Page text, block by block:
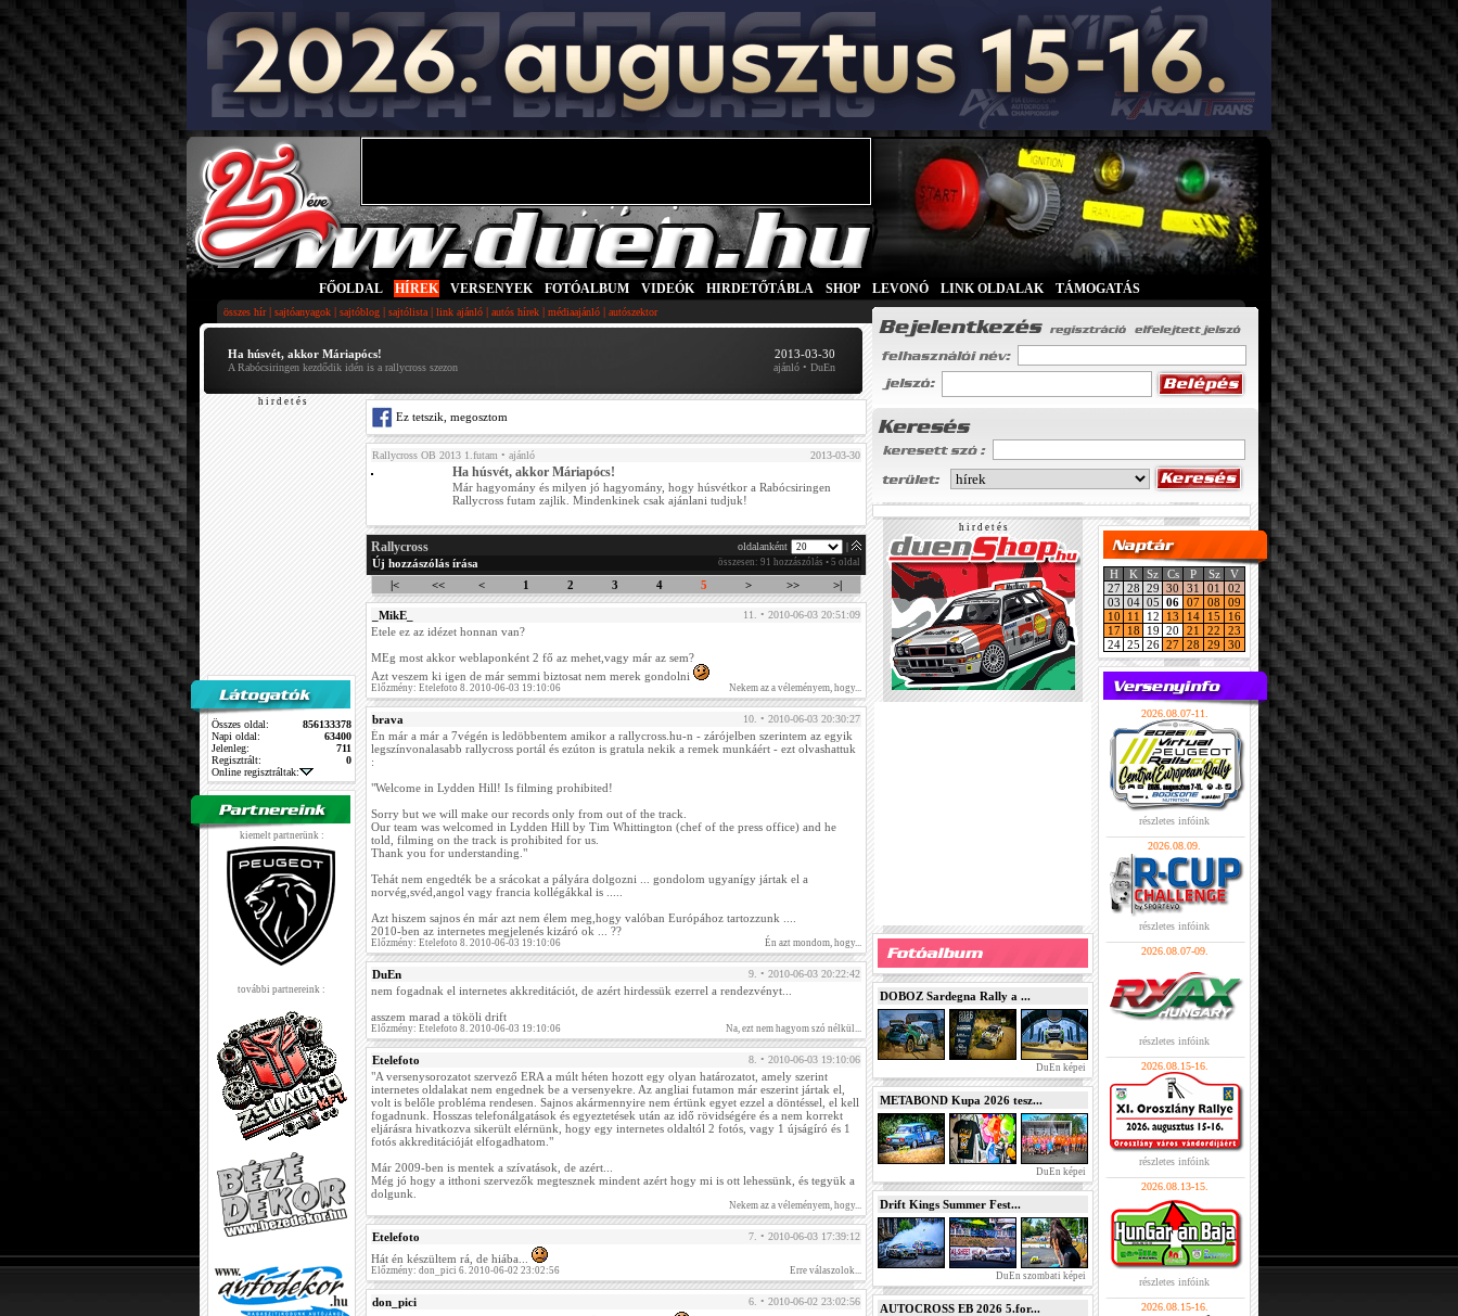
FŐOLDAL HÍREK VERSENYEK FOTÓALBUM VIDEÓK HIRDETŐTÁBLA SHOP LEVONÓ LINK OLDALAK TÁMOGATÁS
összes hír| sajtóanyagok | sajtóblog | sajtólista | link ajánló | autós hírek | médiaajánló | autószektor
Ha húsvét, akkor Máriapócs!
A Rabócsiringen kezdődik idén is a rallycross szezon
2013-03-30
ajánló • DuEn
h i r d e t é s
Összes oldal:
856133378
Napi oldal:
63400
Jelenleg:
711
Regisztrált:
0
Online regisztráltak:
kiemelt partnerünk :
további partnereink :
Ez tetszik, megosztom
Rallycross OB 2013 1.futam • ajánló 2013-03-30
Ha húsvét, akkor Máriapócs!
Már hagyomány és milyen jó hagyomány, hogy húsvétkor a Rabócsiringen
Rallycross futam zajlik. Mindenkinek csak ajánlani tudjuk!
Rallycross oldalanként
Új hozzászólás írása összesen: 91 hozzászólás • 5 oldal
|< << < 1 2 3 4 5 > >> >|
_MikE_ 11. • 2010-06-03 20:51:09
Etele ez az idézet honnan van?
MEg most akkor weblaponként 2 fő az mehet,vagy már az sem?
Azt veszem ki igen de már semmi biztosat nem merek gondolni
Előzmény: Etelefoto 8. 2010-06-03 19:10:06 Nekem az a véleményem, hogy...
brava 10. • 2010-06-03 20:30:27
Én már a már a 7végén is ledöbbentem amikor a rallycross.hu-n - zárójelben szerintem az egyik
legszínvonalasabb rallycross portál és ezúton is gratula nekik a remek munkáért - ezt olvashattuk
:
"Welcome in Lydden Hill! Is filming prohibited!
Sorry but we will make our records only from out of the track.
Our team was welcomed in Lydden Hill by Tim Whittington (chef of the press office) and he
told, filming on the track is prohibited for us.
Thank you for understanding."
Tehát nem engedték be a srácokat a pályára dolgozni ... gondolom ugyanígy jártak el a
norvég,svéd,angol vagy francia kollégákkal is .....
Azt hiszem sajnos én már azt nem élem meg,hogy valóban Európához tartozzunk ....
2010-ben az internetes megjelenés kizáró ok ... ??
Előzmény: Etelefoto 8. 2010-06-03 19:10:06 Én azt mondom, hogy...
DuEn 9. • 2010-06-03 20:22:42
nem fogadnak el internetes akkreditációt, de azért hirdessük ezerrel a rendezvényt...
asszem marad a tököli drift
Előzmény: Etelefoto 8. 2010-06-03 19:10:06 Na, ezt nem hagyom szó nélkül...
Etelefoto 8. • 2010-06-03 19:10:06
"A versenysorozatot szervező ERA a múlt héten hozott egy olyan határozatot, amely szerint
internetes oldalakat nem engednek be a versenyekre. Az angliai futamon már eszerint jártak el,
volt is belőle probléma rendesen. Sajnos akármennyire nem értünk egyet ezzel a döntéssel, el kell
fogadnunk. Hosszas telefonálgatások és egyeztetések után az idő rövidségére és a nem korrekt
eljárásra hivatkozva sikerült elérnünk, hogy egy internetes oldaltól 2 fotós, vagy 1 újságíró és 1
fotós akkreditációját elfogadhatom."
Már 2009-ben is mentek a szívatások, de azért...
Még jó hogy a itthoni szervezők megtesznek mindent azért hogy mi is ott lehessünk, és tegyük a
dolgunk.
Nekem az a véleményem, hogy...
Etelefoto 7. • 2010-06-03 17:39:12
Hát én készültem rá, de hiába...
Előzmény: don_pici 6. 2010-06-02 23:02:56 Erre válaszolok...
don_pici 6. • 2010-06-02 23:02:56
h i r d e t é s
DOBOZ Sardegna Rally a ...
DuEn képei
METABOND Kupa 2026 tesz...
DuEn képei
Drift Kings Summer Fest...
DuEn szombati képei
AUTOCROSS EB 2026 5.for...
H K Sz Cs P Sz
V
27 28 29 30 31 01
02
03 04 05 06 07 08
09
10
11 12 13 14 15
16
17
18 19 20 21 22
23
24 25 26 27 28 29 30
2026.08.07-11.
részletes infóink
2026.08.09.
részletes infóink
2026.08.07-09.
részletes infóink
2026.08.15-16.
részletes infóink
2026.08.13-15.
részletes infóink
2026.08.15-16.